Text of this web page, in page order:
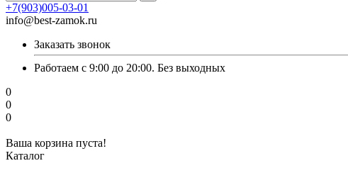
+7(903)005-03-01
info@best-zamok.ru
Заказать звонок
Работаем с 9:00 до 20:00. Без выходных
0
0
0
Ваша корзина пуста!
Каталог